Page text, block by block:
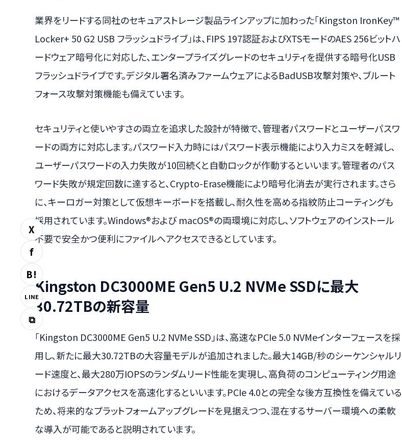
X
f
B!
LINE
⧉
業界をリードする同社のセキュアストレージ製品ラインアップに加わった「Kingston IronKey™
Locker+ 50 G2 USB フラッシュドライブ」は、FIPS 197認証およびXTSモードのAES 256ビットハ
ードウェア暗号化に対応した、エンタープライズグレードのセキュリティを提供する暗号化USB
フラッシュドライブです。デジタル署名済みファームウェアによるBadUSB攻撃対策や、ブルート
フォース攻撃対策機能も備えています。
セキュリティと使いやすさの両立を追求した設計が特徴で、管理者パスワードとユーザーパスワ
ードの両方に対応します。パスワード入力時にはパスワード表示機能により入力ミスを軽減し、
ユーザーパスワードの入力失敗が10回続くと自動ロックが作動するといいます。管理者のパス
ワード失敗が規定回数に達すると、Crypto-Erase機能により暗号化消去が実行されます。さら
に、キーロガー対策として仮想キーボードを搭載し、耐久性を高める指紋防止コーティングも
採用されています。Windows®および macOS®の両環境に対応し、ソフトウェアのインストール
不要で安全かつ便利にファイルへアクセスできるとしています。
Kingston DC3000ME Gen5 U.2 NVMe SSDに最大
30.72TBの新容量
「Kingston DC3000ME Gen5 U.2 NVMe SSD」は、高速なPCIe 5.0 NVMeインターフェースを採
用し、新たに最大30.72TBの大容量モデルが追加されました。最大14GB/秒のシーケンシャルリ
ード速度と、最大280万IOPSのランダムリード性能を実現し、高負荷のコンピューティング用途
におけるデータアクセスを高速化するといいます。PCIe 4.0との完全な後方互換性を備えている
ため、将来的なプラットフォームアップグレードを見据えつつ、混在するサーバー環境への柔軟
な導入が可能であると説明されています。